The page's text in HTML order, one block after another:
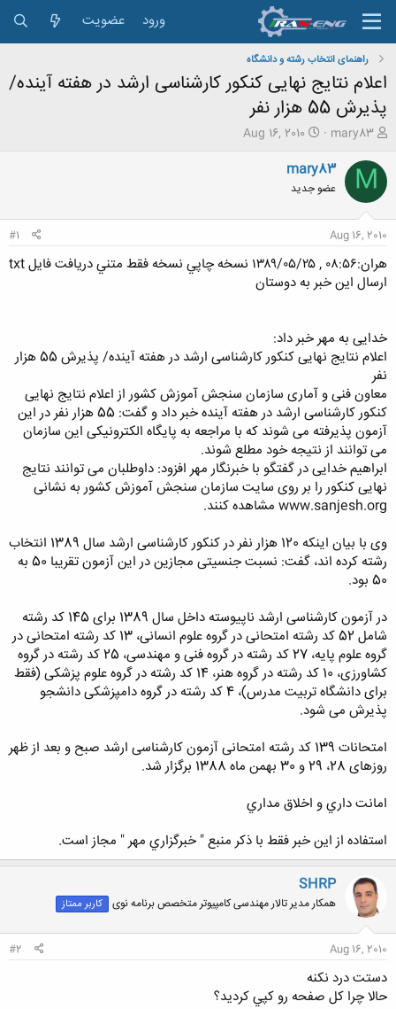
ورود عضویت
راهنمای انتخاب رشته و دانشگاه
اعلام نتایج نهایی کنکور کارشناسی ارشد در هفته آینده/
پذیرش 55 هزار نفر
ش
و
ع
ک
ن
د
ه
م
و
ع
mary83
ت
ر
خ
ع
Aug 16, 2010
M
mary83
عضو جدید
Aug 16, 2010
#1
هران:۰۸:۵۶ , ۱۳۸۹/۰۵/۲۵ نسخه چاپي نسخه فقط متني دريافت فايل txt
ارسال اين خبر به دوستان
خدایی به مهر خبر داد:
اعلام نتایج نهایی کنکور کارشناسی ارشد در هفته آینده/ پذیرش 55 هزار
نفر
معاون فنی و آماری سازمان سنجش آموزش کشور از اعلام نتایج نهایی
کنکور کارشناسی ارشد در هفته آینده خبر داد و گفت: 55 هزار نفر در این
آزمون پذیرفته می شوند که با مراجعه به پایگاه الکترونیکی این سازمان
می توانند از نتیجه خود مطلع شوند.
ابراهیم خدایی در گفتگو با خبرنگار مهر افزود: داوطلبان می توانند نتایج
نهایی کنکور را بر روی سایت سازمان سنجش آموزش کشور به نشانی
www.sanjesh.org مشاهده کنند.
وی با بیان اینکه 120 هزار نفر در کنکور کارشناسی ارشد سال 1389 انتخاب
رشته کرده اند، گفت: نسبت جنسیتی مجازین در این آزمون تقریبا 50 به
50 بود.
در آزمون کارشناسی ارشد ناپیوسته داخل سال 1389 برای 145 کد رشته
شامل 52 کد رشته امتحانی در گروه علوم انسانی، 13 کد رشته امتحانی در
گروه علوم پایه، 27 کد رشته در گروه فنی و مهندسی، 25 کد رشته در گروه
کشاورزی، 10 کد رشته در گروه هنر، 14 کد رشته در گروه علوم پزشکی (فقط
برای دانشگاه تربیت مدرس)، 4 کد رشته در گروه دامپزشکی دانشجو
پذیرش می شود.
امتحانات ‌139 کد رشته‌‌ امتحانی‌ آزمون کارشناسی ارشد صبح و بعد از ظهر
روزهای‌ 28، 29 و 30 بهمن ماه 1388 برگزار شد.
امانت داري و اخلاق مداري
استفاده از اين خبر فقط با ذکر منبع " خبرگزاري مهر " مجاز است.
SHRP
همکار مدیر تالار مهندسی کامپیوتر متخصص برنامه نوی کاربر ممتاز
Aug 16, 2010
#2
دستت درد نكنه
حالا چرا كل صفحه رو كپي كرديد؟